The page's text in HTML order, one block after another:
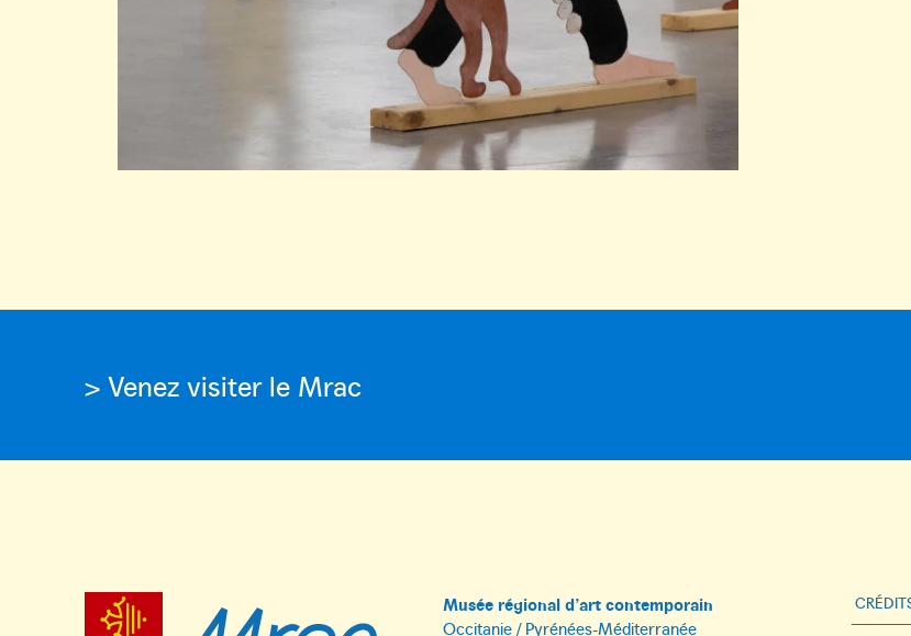
> Venez visiter le Mrac
Musée régional d’art contemporain
Occitanie / Pyrénées-Méditerranée